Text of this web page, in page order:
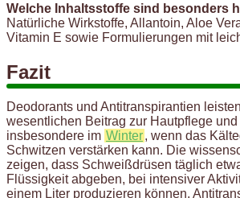
Welche Inhaltsstoffe sind besonders
Natürliche Wirkstoffe, Allantoin, Aloe
Vitamin E sowie Formulierungen mit
Fazit
Deodorants und Antitranspirantien
wesentlichen Beitrag zur Hautpflege
insbesondere im Winter, wenn das
Schwitzen verstärken kann. Die
zeigen, dass Schweißdrüsen täglich
Flüssigkeit abgeben, bei intensiver
einem Liter produzieren können.